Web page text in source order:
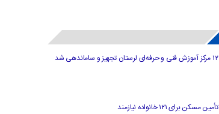
۱۲ مرکز آموزش فنی و حرفه‌ای لرستان تجهیز و ساماندهی شد
تأمین مسکن برای ۱۲۱ خانواده نیازمند